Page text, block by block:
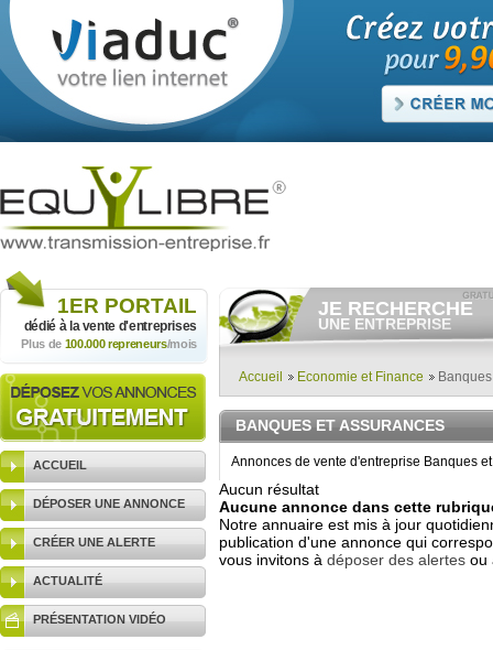
1ER PORTAIL
dédié à la vente d'entreprises
Plus de 100.000 repreneurs/mois
ACCUEIL
DÉPOSER UNE ANNONCE
CRÉER UNE ALERTE
ACTUALITÉ
PRÉSENTATION VIDÉO
JE RECHERCHE
UNE ENTREPRISE
Consulter gratuitementles
vendre.
Et/ou déposergratuitement
votre recherche d'entreprise.
RECHERCHER UNE
ANNONCE
Accueil Economie et Finance
BANQUES ET ASSURANCES
Annonces de vente d'entreprise Banques
Aucun résultat
Aucune annonce dans cette
Notre annuaire est mis à jour
publication d'une annonce qui
vous invitons à déposer des alertes ou